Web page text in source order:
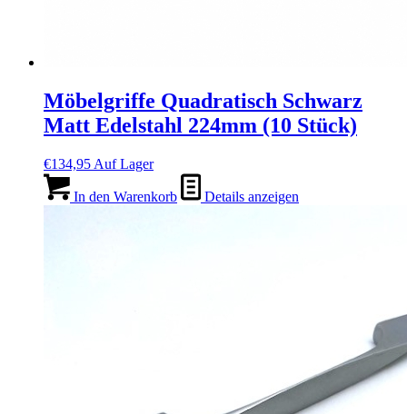
Möbelgriffe Quadratisch Schwarz
Matt Edelstahl 224mm (10 Stück)
€134,95 Auf Lager
In den Warenkorb Details anzeigen